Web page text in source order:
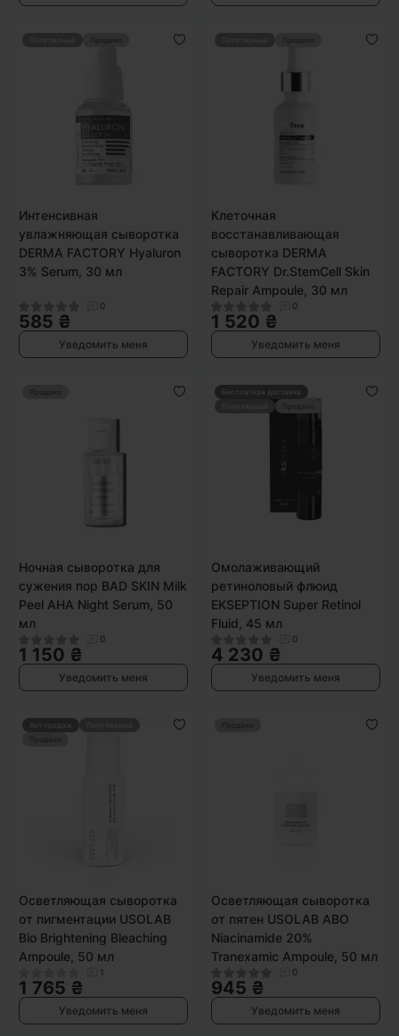
Продано
Интенсивная
увлажняющая сыворотка
DERMA FACTORY Hyaluron
3% Serum, 30 мл
0
585 ₴
Уведомить меня
Продано
Клеточная
восстанавливающая
сыворотка DERMA
FACTORY Dr.StemCell Skin
Repair Ampoule, 30 мл
0
1 520 ₴
Уведомить меня
Продано
Ночная сыворотка для
сужения пор BAD SKIN Milk
Peel AHA Night Serum, 50
мл
0
1 150 ₴
Уведомить меня
Бесплатная доставка
Продано
Омолаживающий
ретиноловый флюид
EKSEPTION Super Retinol
Fluid, 45 мл
0
4 230 ₴
Уведомить меня
Хит продаж
Продано
Осветляющая сыворотка
от пигментации USOLAB
Bio Brightening Bleaching
Ampoule, 50 мл
1
1 765 ₴
Уведомить меня
Продано
Осветляющая сыворотка
от пятен USOLAB ABO
Niacinamide 20%
Tranexamic Ampoule, 50 мл
0
945 ₴
Уведомить меня